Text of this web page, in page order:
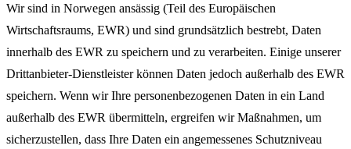
Wir sind in Norwegen ansässig (Teil des Europäischen
Wirtschaftsraums, EWR) und sind grundsätzlich bestrebt, Daten
innerhalb des EWR zu speichern und zu verarbeiten. Einige unserer
Drittanbieter-Dienstleister können Daten jedoch außerhalb des EWR
speichern. Wenn wir Ihre personenbezogenen Daten in ein Land
außerhalb des EWR übermitteln, ergreifen wir Maßnahmen, um
sicherzustellen, dass Ihre Daten ein angemessenes Schutzniveau